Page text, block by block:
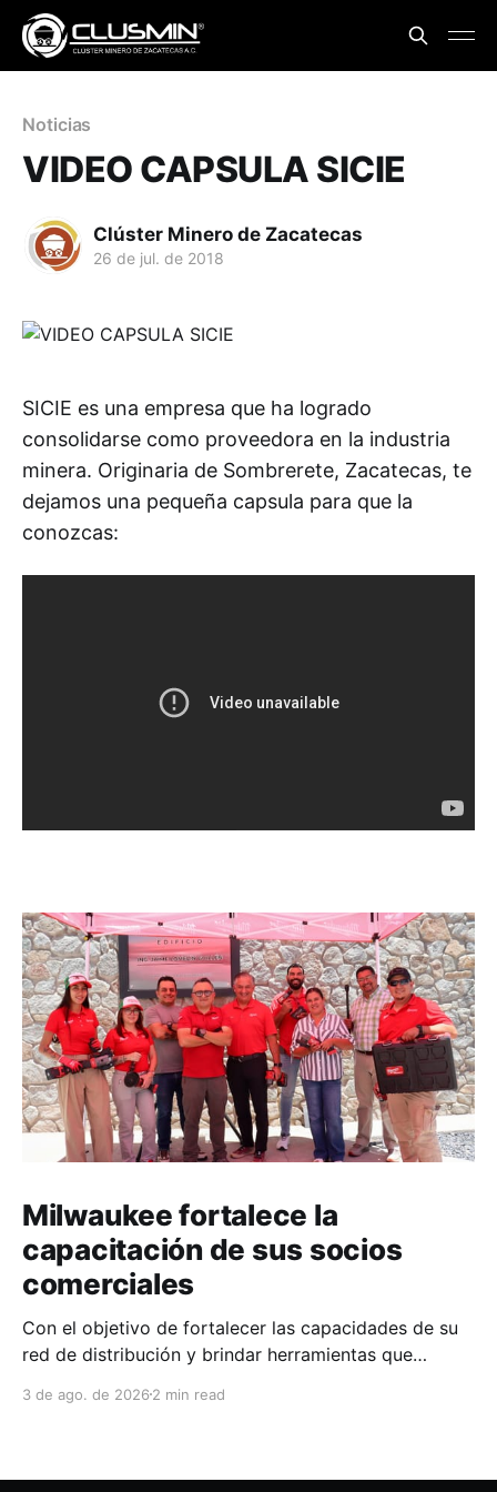
Noticias
VIDEO CAPSULA SICIE
Clúster Minero de Zacatecas
26 de jul. de 2018
SICIE es una empresa que ha logrado
consolidarse como proveedora en la industria
minera. Originaria de Sombrerete, Zacatecas, te
dejamos una pequeña capsula para que la
conozcas:
Milwaukee fortalece la
capacitación de sus socios
comerciales
Con el objetivo de fortalecer las capacidades de su
red de distribución y brindar herramientas que
técnico, Milwaukee llevó a cabo una capacitación
distribuidor FiZac. La
3 de ago. de 2026 2 min read